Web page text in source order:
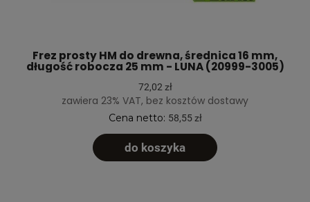
Frez prosty HM do drewna, średnica 16 mm,
długość robocza 25 mm - LUNA (20999-3005)
72,02 zł
zawiera 23% VAT, bez kosztów dostawy
Cena netto: 58,55 zł
do koszyka